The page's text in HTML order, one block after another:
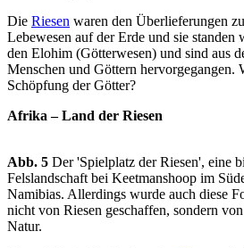
Die Riesen waren den Überlieferungen
Lebewesen auf der Erde und sie
den Elohim (Götterwesen) und sind aus
Menschen und Göttern hervorgegangen.
Schöpfung der Götter?
Afrika – Land der Riesen
Abb. 5 Der 'Spielplatz der Riesen', eine
Felslandschaft bei Keetmanshoop im
Namibias. Allerdings wurde auch diese
nicht von Riesen geschaffen, sondern
Natur.